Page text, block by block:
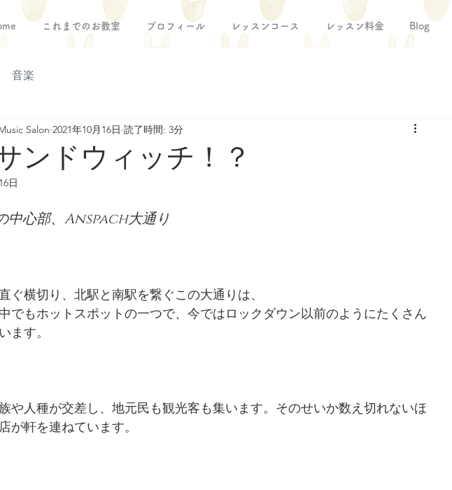
これまでのお教室 プロフィール レッスンコース レッスン料金 Blog
音楽
ンドウィッチ！？
Salon 2021年10月16日 読了時間: 3分
日
中心部、Anspach大通り
ぐ横切り、北駅と南駅を繋ぐこの大通りは、
でもホットスポットの一つで、今ではロックダウン以前のようにたくさん
ます。
や人種が交差し、地元民も観光客も集います。そのせいか数え切れないほ
が軒を連ねています。